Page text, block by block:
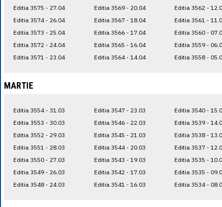
Editia 3575 - 27.04
Editia 3574 - 26.04
Editia 3573 - 25.04
Editia 3572 - 24.04
Editia 3571 - 23.04
Editia 3569 - 20.04
Editia 3567 - 18.04
Editia 3566 - 17.04
Editia 3565 - 16.04
Editia 3564 - 14.04
Editia 3562 -
Editia 3561 -
Editia 3560 -
Editia 3559 -
Editia 3558 -
MARTIE
Editia 3554 - 31.03
Editia 3553 - 30.03
Editia 3552 - 29.03
Editia 3551 - 28.03
Editia 3550 - 27.03
Editia 3549 - 26.03
Editia 3548 - 24.03
Editia 3547 - 23.03
Editia 3546 - 22.03
Editia 3545 - 21.03
Editia 3544 - 20.03
Editia 3543 - 19.03
Editia 3542 - 17.03
Editia 3541 - 16.03
Editia 3540 -
Editia 3539 -
Editia 3538 -
Editia 3537 -
Editia 3535 -
Editia 3535 -
Editia 3534 -